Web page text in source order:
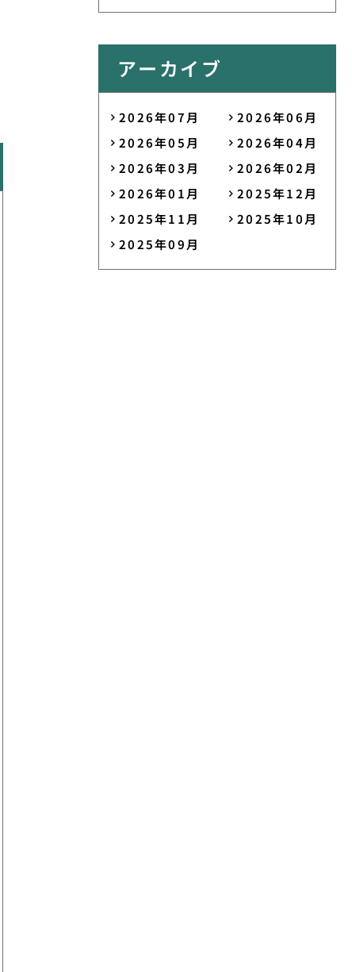
アーカイブ
2026年07月
2026年06月
2026年05月
2026年04月
2026年03月
2026年02月
2026年01月
2025年12月
2025年11月
2025年10月
2025年09月